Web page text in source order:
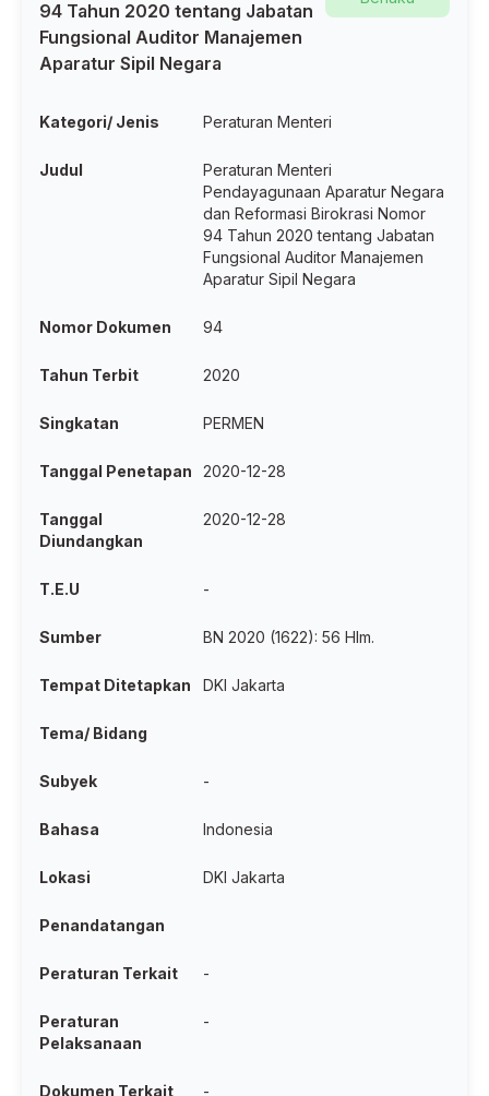
94 Tahun 2020 tentang Jabatan
Fungsional Auditor Manajemen
Aparatur Sipil Negara
Kategori/ Jenis Peraturan Menteri
Judul
Peraturan Menteri
Pendayagunaan Aparatur Negara
dan Reformasi Birokrasi Nomor
94 Tahun 2020 tentang Jabatan
Fungsional Auditor Manajemen
Aparatur Sipil Negara
Nomor Dokumen 94
Tahun Terbit 2020
Singkatan PERMEN
Tanggal Penetapan 2020-12-28
Tanggal
Diundangkan
2020-12-28
T.E.U -
Sumber BN 2020 (1622): 56 Hlm.
Tempat Ditetapkan DKI Jakarta
Tema/ Bidang
Subyek -
Bahasa Indonesia
Lokasi DKI Jakarta
Penandatangan
Peraturan Terkait -
Peraturan
Pelaksanaan
-
Dokumen Terkait -